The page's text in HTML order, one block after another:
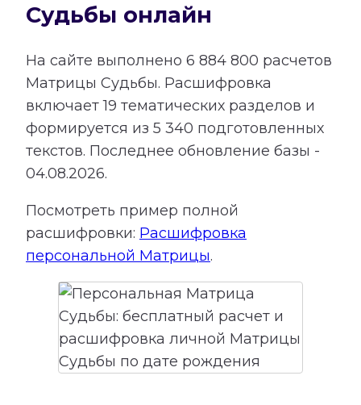
Судьбы онлайн
На сайте выполнено 6 884 800 расчетов
Матрицы Судьбы. Расшифровка
включает19 тематических разделов и
формируется из 5 340 подготовленных
текстов. Последнее обновление базы -
04.08.2026.
Посмотреть пример полной
расшифровки: Расшифровка
персональной Матрицы.